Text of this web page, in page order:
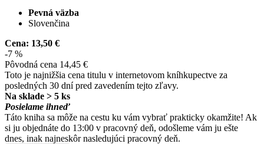
Pevná väzba
Slovenčina
Cena: 13,50 €
-7 %
Pôvodná cena 14,45 €
Toto je najnižšia cena titulu v internetovom kníhkupectve za
posledných 30 dní pred zavedením tejto zľavy.
Na sklade > 5 ks
Posielame ihneď
Táto kniha sa môže na cestu ku vám vybrať prakticky okamžite! Ak
si ju objednáte do 13:00 v pracovný deň, odošleme vám ju ešte
dnes, inak najneskôr nasledujúci pracovný deň.